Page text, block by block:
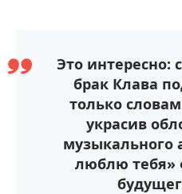
Это интересно:
брак Клава
только
украсив
музыкального
люблю тебя»